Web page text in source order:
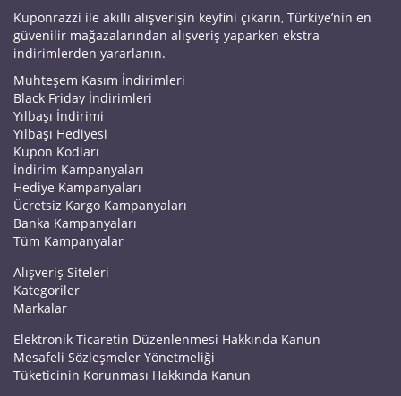
Kuponrazzi ile akıllı alışverişin keyfini çıkarın, Türkiye’nin en
güvenilir mağazalarından alışveriş yaparken ekstra
indirimlerden yararlanın.
Muhteşem Kasım İndirimleri
Black Friday İndirimleri
Yılbaşı İndirimi
Yılbaşı Hediyesi
Kupon Kodları
İndirim Kampanyaları
Hediye Kampanyaları
Ücretsiz Kargo Kampanyaları
Banka Kampanyaları
Tüm Kampanyalar
Alışveriş Siteleri
Kategoriler
Markalar
Elektronik Ticaretin Düzenlenmesi Hakkında Kanun
Mesafeli Sözleşmeler Yönetmeliği
Tüketicinin Korunması Hakkında Kanun